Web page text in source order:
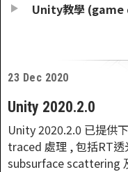
Unity教學
23 Dec 2020
Unity 2020.2.0
Unity 2020.2.0 已提供
traced 處理 , 包括RT
subsurface scattering